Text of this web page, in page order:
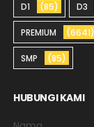
D1 (85) D3
PREMIUM (6641)
SMP (85)
HUBUNGI KAMI